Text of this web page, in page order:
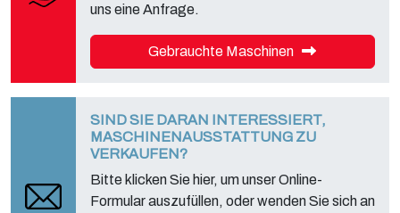
uns eine Anfrage.
Gebrauchte Maschinen
SIND SIE DARAN INTERESSIERT,
MASCHINENAUSSTATTUNG ZU
VERKAUFEN?
Bitte klicken Sie hier, um unser Online-
Formular auszufüllen, oder wenden Sie sich an